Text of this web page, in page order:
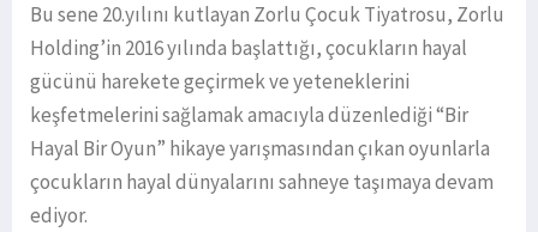
Bu sene 20.yılını kutlayan Zorlu Çocuk Tiyatrosu, Zorlu
Holding’in 2016 yılında başlattığı, çocukların hayal
gücünü harekete geçirmek ve yeteneklerini
keşfetmelerini sağlamak amacıyla düzenlediği “Bir
Hayal Bir Oyun” hikaye yarışmasından çıkan oyunlarla
çocukların hayal dünyalarını sahneye taşımaya devam
ediyor.